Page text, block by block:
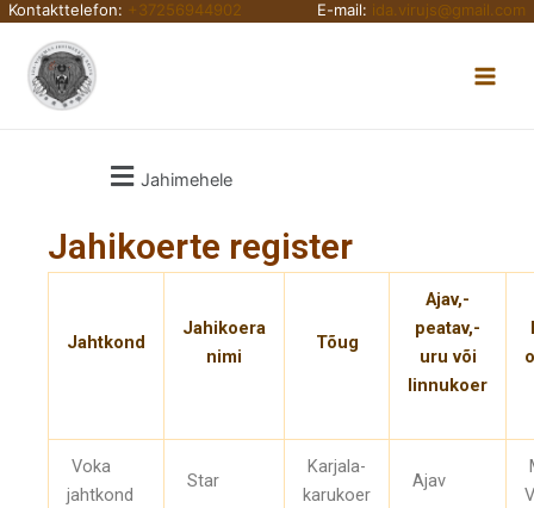
Skip
content
Kontakttelefon: +37256944902 E-mail: ida.virujs@gmail.com
Jahimehele
Jahikoerte register
Jahtkond
Jahikoera
nimi
Tõug
Ajav,-
peatav,-
uru või
linnukoer
Voka
jahtkond
Star
Karjala-
karukoer
Ajav